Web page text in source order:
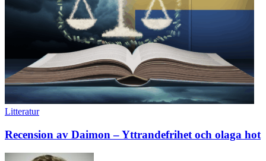
Litteratur
Recension av Daimon – Yttrandefrihet och olaga hot